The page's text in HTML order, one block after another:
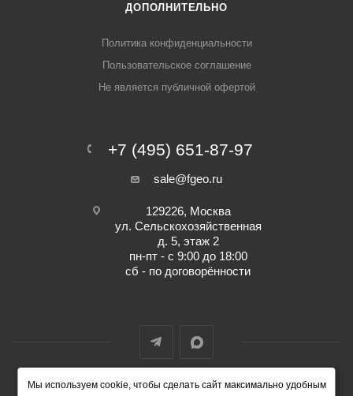
Мы используем cookie, чтобы сделать сайт максимально удобным
ДОПОЛНИТЕЛЬНО
Политика конфиденциальности
Пользовательское соглашение
Не является публичной офертой
+7 (495) 651-87-97
sale@fgeo.ru
129226, Москва
ул. Сельскохозяйственная
д. 5, этаж 2
пн-пт - с 9:00 до 18:00
сб - по договорённости